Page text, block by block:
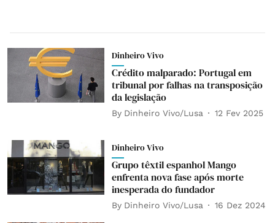
Dinheiro Vivo
Crédito malparado: Portugal em
tribunal por falhas na transposição
da legislação
By Dinheiro Vivo/Lusa 12 Fev 2025
Dinheiro Vivo
Grupo têxtil espanhol Mango
enfrenta nova fase após morte
inesperada do fundador
By Dinheiro Vivo/Lusa 16 Dez 2024